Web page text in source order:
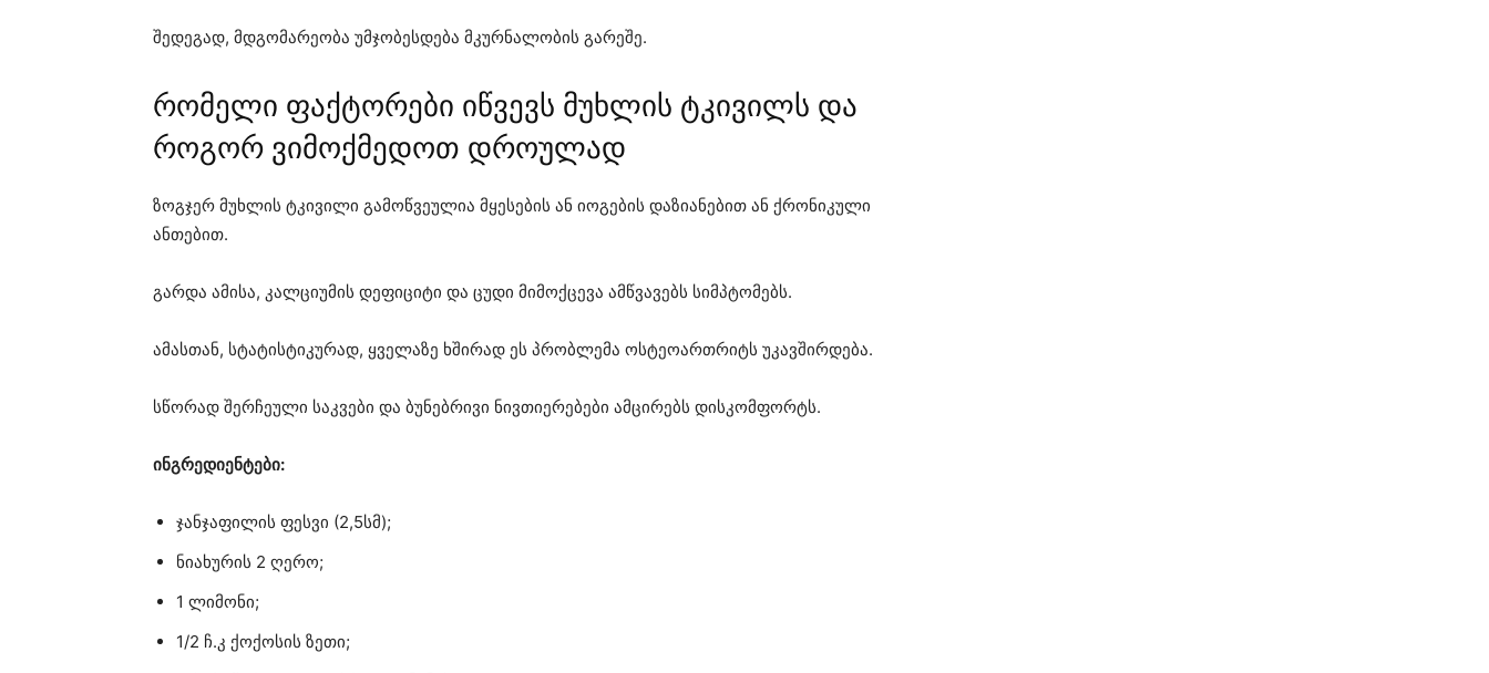
შედეგად, მდგომარეობა უმჯობესდება მკურნალობის გარეშე.
რომელი ფაქტორები იწვევს მუხლის ტკივილს და
როგორ ვიმოქმედოთ დროულად
ზოგჯერ მუხლის ტკივილი გამოწვეულია მყესების ან იოგების დაზიანებით ან ქრონიკული
ანთებით.
გარდა ამისა, კალციუმის დეფიციტი და ცუდი მიმოქცევა ამწვავებს სიმპტომებს.
ამასთან, სტატისტიკურად, ყველაზე ხშირად ეს პრობლემა ოსტეოართრიტს უკავშირდება.
სწორად შერჩეული საკვები და ბუნებრივი ნივთიერებები ამცირებს დისკომფორტს.
ინგრედიენტები:
ჯანჯაფილის ფესვი (2,5სმ);
ნიახურის 2 ღერო;
1 ლიმონი;
1/2 ჩ.კ ქოქოსის ზეთი;